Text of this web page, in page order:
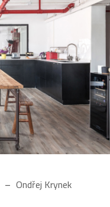
Ondřej Krynek